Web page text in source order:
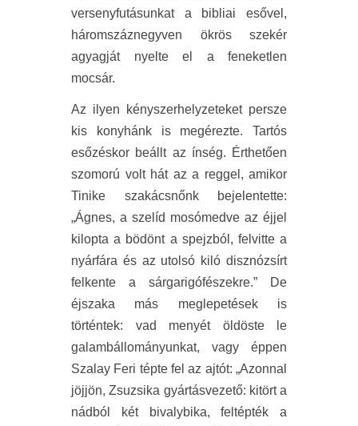
versenyfutásunkat a bibliai esővel,
háromszáznegyven ökrös szekér
agyagját nyelte el a feneketlen
mocsár.
Az ilyen kényszerhelyzeteket persze
kis konyhánk is megérezte. Tartós
esőzéskor beállt az ínség. Érthetően
szomorú volt hát az a reggel, amikor
Tinike szakácsnőnk bejelentette:
„Ágnes, a szelíd mosómedve az éjjel
kilopta a bödönt a spejzból, felvitte a
nyárfára és az utolsó kiló disznózsírt
felkente a sárgarigófészekre.” De
éjszaka más meglepetések is
történtek: vad menyét öldöste le
galambállományunkat, vagy éppen
Szalay Feri tépte fel az ajtót: „Azonnal
jöjjön, Zsuzsika gyártásvezető: kitört a
nádból két bivalybika, feltépték a